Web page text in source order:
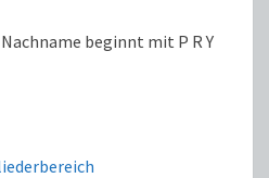
beginnt mit P R Y